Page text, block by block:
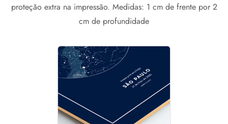
proteção extra na impressão. Medidas: 1 cm de frente por 2
cm de profundidade